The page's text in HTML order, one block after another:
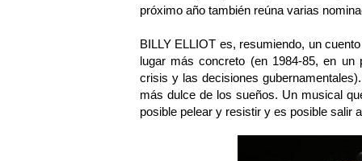
próximo año también reúna varias
BILLY ELLIOT es, resumiendo, un
lugar más concreto (en 1984-85, en un
crisis y las decisiones
más dulce de los sueños. Un musical
posible pelear y resistir y es posible salir